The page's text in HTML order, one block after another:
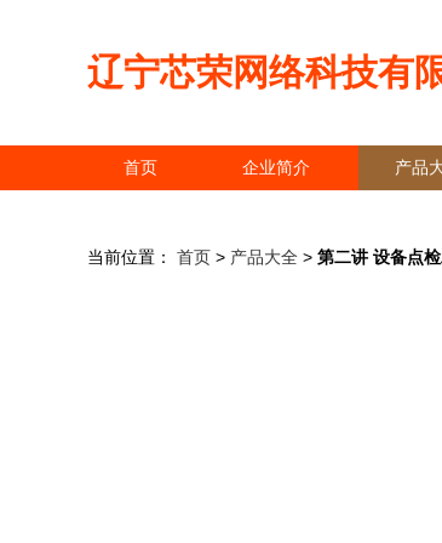
辽宁芯荣网络科技有
首页 企业简介 产品
当前位置： 首页 > 产品大全 > 第二讲 设备点